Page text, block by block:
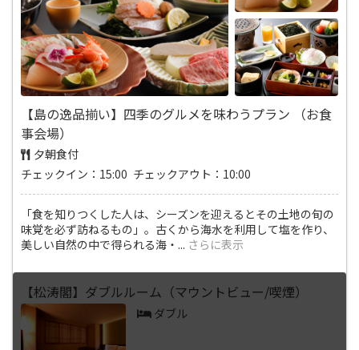
【島の逸品揃い】四季のグルメを味わうプラン （お食
事会場）
夕朝食付
チェックイン：15:00 チェックアウト：10:00
「食を知りつくした人は、シーズンを迎えるとその土地の旬の
味覚を必ず訪ねるもの」。古くから海水を利用して塩を作り、
美しい自然の中で得られる海・ ... さらに表示
【松涛閣】ダブルルーム（マウントビュー/喫煙）
ダブル